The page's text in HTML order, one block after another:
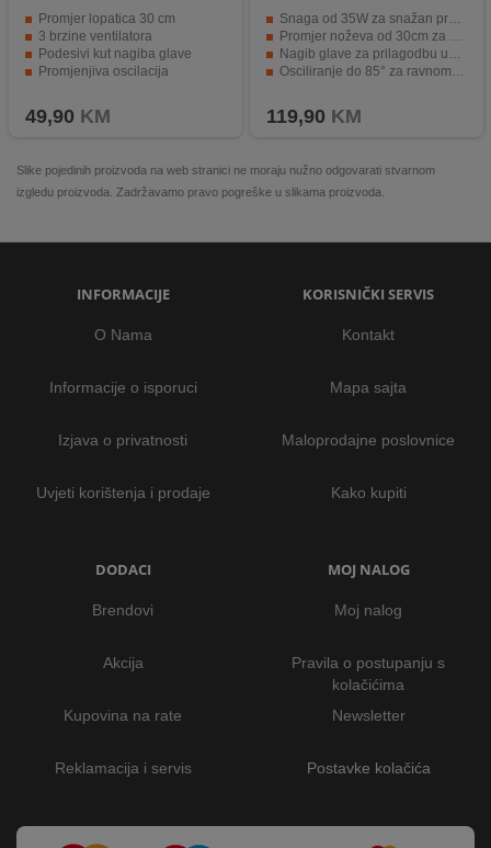
Promjer lopatica 30 cm
3 brzine ventilatora
Podesivi kut nagiba glave
Promjenjiva oscilacija
49,90 KM
Snaga od 35W za snažan protok zraka.
Promjer noževa od 30cm za učinkovito hlađenje.
Nagib glave za prilagodbu usmjerenja zraka.
Osciliranje do 85° za ravnomjerno hlađenje.
119,90 KM
Slike pojedinih proizvoda na web stranici ne moraju nužno odgovarati stvarnom
izgledu proizvoda. Zadržavamo pravo pogreške u slikama proizvoda.
INFORMACIJE
O Nama
Informacije o isporuci
Izjava o privatnosti
Uvjeti korištenja i prodaje
KORISNIČKI SERVIS
Kontakt
Mapa sajta
Maloprodajne poslovnice
Kako kupiti
DODACI
Brendovi
Akcija
Kupovina na rate
Reklamacija i servis
MOJ NALOG
Moj nalog
Pravila o postupanju s
kolačićima
Newsletter
Postavke kolačića